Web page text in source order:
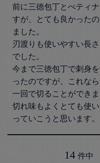
前に三徳包丁とぺティ
すが、とても良かった
ました。
刃渡りも使いやすい長
でした。
今まで三徳包丁で刺身
ったのですが、これなら
一回で切ることができま
切れ味もよくとても使
っていこうと思います。
14 件中